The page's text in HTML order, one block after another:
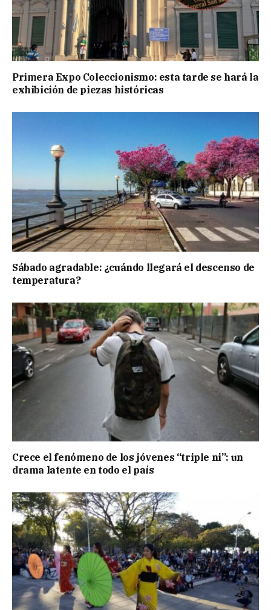
Primera Expo Coleccionismo: esta tarde se hará la
exhibición de piezas históricas
Sábado agradable: ¿cuándo llegará el descenso de
temperatura?
Crece el fenómeno de los jóvenes “triple ni”: un
drama latente en todo el país